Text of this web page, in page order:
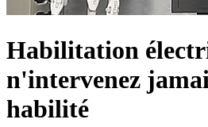
Habilitation
n'intervenez
habilité